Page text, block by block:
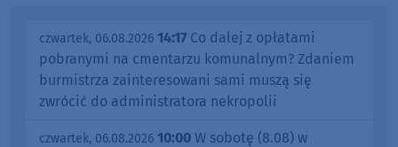
czwartek, 06.08.2026 14:17 Co dalej z opłatami
pobranymi na cmentarzu komunalnym? Zdaniem
burmistrza zainteresowani sami muszą się
zwrócić do administratora nekropolii
czwartek, 06.08.2026 10:00 W sobotę (8.08) w